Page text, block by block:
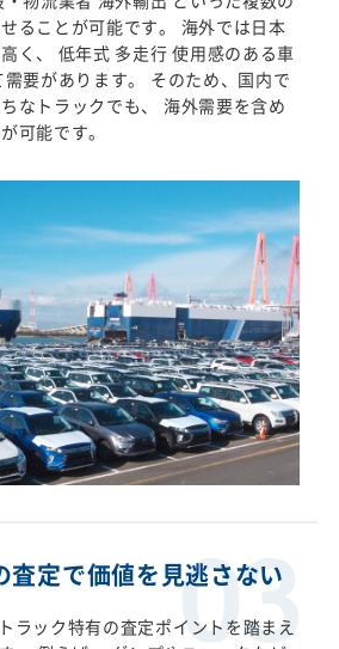
ることが可能です。 海外では日本
く、 低年式 多走行 使用感のある車
要があります。 そのため、国内で
なトラックでも、 海外需要を含め
可能です。
査定で価値を見逃さない
ラック特有の査定ポイントを踏まえ